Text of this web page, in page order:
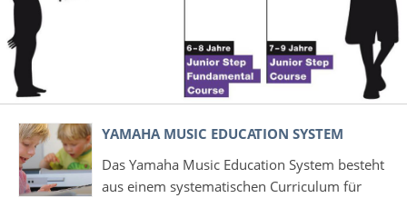
YAMAHA MUSIC EDUCATION SYSTEM
Das Yamaha Music Education System besteht
aus einem systematischen Curriculum für